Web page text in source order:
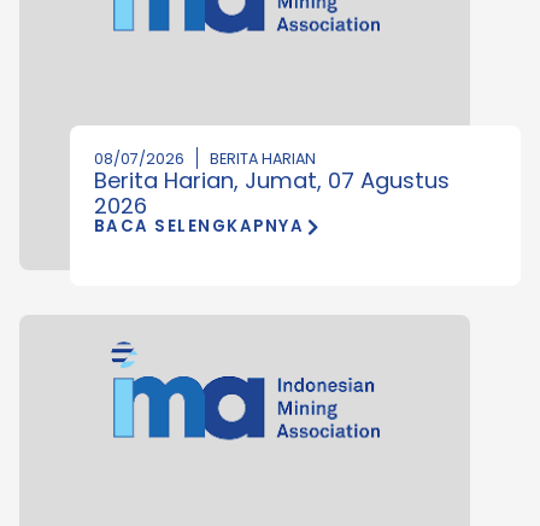
08/07/2026 BERITA HARIAN
Berita Harian, Jumat, 07 Agustus
2026
BACA SELENGKAPNYA